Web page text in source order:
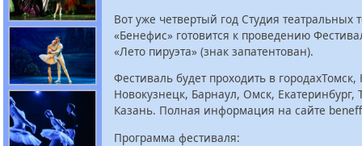
Вот уже четвертый год Студия театральных
«Бенефис» готовится к проведению
«Лето пируэта» (знак запатентован).
Фестиваль будет проходить в
Новокузнецк, Барнаул, Омск, Екатеринбург,
Казань. Полная информация на сайте
Программа фестиваля: